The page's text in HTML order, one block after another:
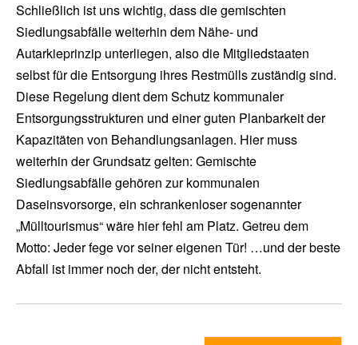
Schließlich ist uns wichtig, dass die gemischten
Siedlungsabfälle weiterhin dem Nähe- und
Autarkieprinzip unterliegen, also die Mitgliedstaaten
selbst für die Entsorgung ihres Restmülls zuständig sind.
Diese Regelung dient dem Schutz kommunaler
Entsorgungsstrukturen und einer guten Planbarkeit der
Kapazitäten von Behandlungsanlagen. Hier muss
weiterhin der Grundsatz gelten: Gemischte
Siedlungsabfälle gehören zur kommunalen
Daseinsvorsorge, ein schrankenloser sogenannter
„Mülltourismus“ wäre hier fehl am Platz. Getreu dem
Motto: Jeder fege vor seiner eigenen Tür! …und der beste
Abfall ist immer noch der, der nicht entsteht.